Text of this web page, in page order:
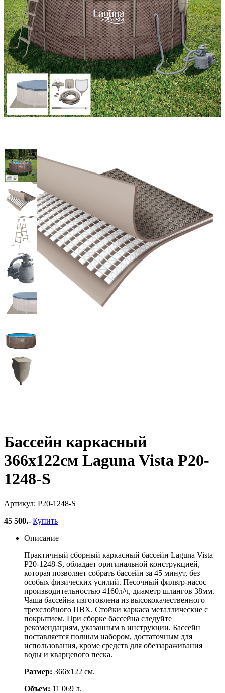
Бассейн каркасный
366х122см Laguna Vista Р20-
1248-S
Артикул: Р20-1248-S
45 500.- Купить
Описание
Практичный сборный каркасный бассейн Laguna Vista
Р20-1248-S, обладает оригинальной конструкцией,
которая позволяет собрать бассейн за 45 минут, без
особых физических усилий. Песочный фильтр-насос
производительностью 4160л/ч, диаметр шлангов 38мм.
Чаша бассейна изготовлена из высококачественного
трехслойного ПВХ. Стойки каркаса металлические с
покрытием. При сборке бассейна следуйте
рекомендациям, указанным в инструкции. Бассейн
поставляется полным набором, достаточным для
использования, кроме средств для обеззараживания
воды и кварцевого песка.
Размер: 366х122 см.
Объем: 11 069 л.